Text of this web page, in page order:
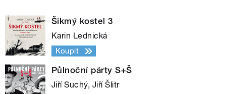
Šikmý kostel 3
Karin Lednická
Koupit
Půlnoční párty S+Š
Jiří Suchý, Jiří Šlitr